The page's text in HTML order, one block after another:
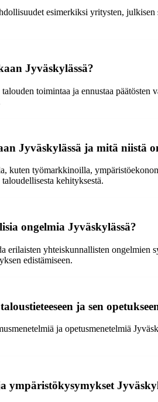
esimerkiksi yritysten,
Jyväskylässä?
toimintaa ja ennustaa
Jyväskylässä ja mitä niistä
kuten työmarkkinoilla,
kehityksestä.
ongelmia Jyväskylässä?
yhteiskunnallisten ongelmien
edistämiseen.
ja sen
ja opetusmenetelmiä
ympäristökysymykset